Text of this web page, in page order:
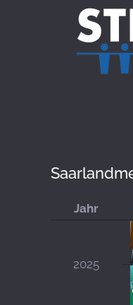
Zum Hauptinhalt
Jahr
2025